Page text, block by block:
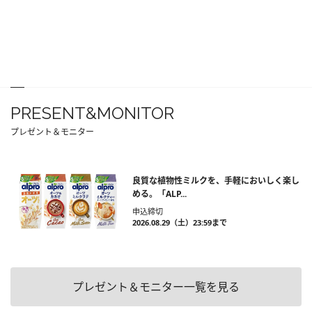
PRESENT&MONITOR
プレゼント＆モニター
良質な植物性ミルクを、手軽においしく楽し
める。「ALP...
申込締切
2026.08.29（土）23:59まで
プレゼント＆モニター一覧を見る